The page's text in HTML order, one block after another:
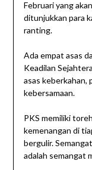
Februari yang
ditunjukkan para
ranting.
Ada empat asas
Keadilan
asas
kebersamaan.
PKS memiliki
kemenangan di
bergulir.
adalah semangat